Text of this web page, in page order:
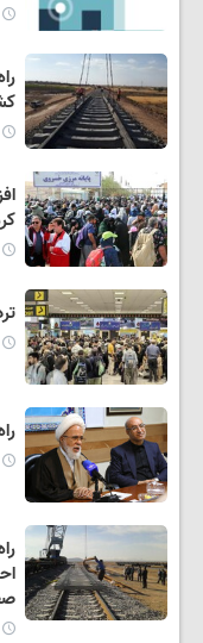
تردد ۱۴۰ هزار